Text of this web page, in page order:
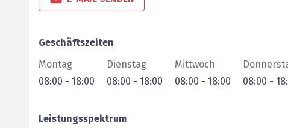
Geschäftszeiten
Montag
08:00 - 18:00
Dienstag
08:00 - 18:00
Mittwoch
08:00 - 18:00
08:00 -
Leistungsspektrum